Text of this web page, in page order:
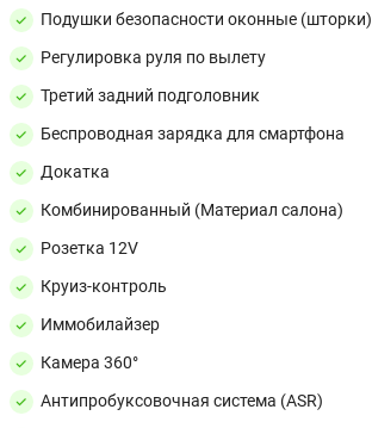
Подушки безопасности оконные (шторки)
Регулировка руля по вылету
Третий задний подголовник
Беспроводная зарядка для смартфона
Докатка
Комбинированный (Материал салона)
Розетка 12V
Круиз-контроль
Иммобилайзер
Камера 360°
Антипробуксовочная система (ASR)